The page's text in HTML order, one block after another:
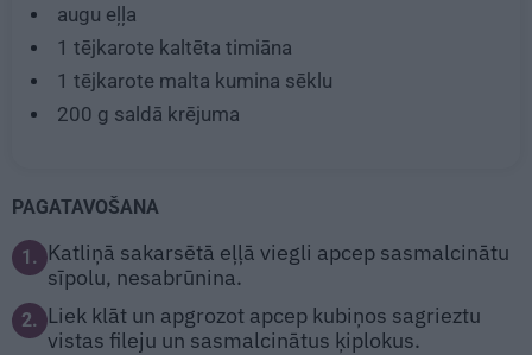
augu eļļa
1 tējkarote kaltēta timiāna
1 tējkarote malta kumina sēklu
200 g saldā krējuma
PAGATAVOŠANA
1.
Katliņā sakarsētā eļļā viegli apcep sasmalcinātu
sīpolu, nesabrūnina.
2.
Liek klāt un apgrozot apcep kubiņos sagrieztu
vistas fileju un sasmalcinātus ķiplokus.